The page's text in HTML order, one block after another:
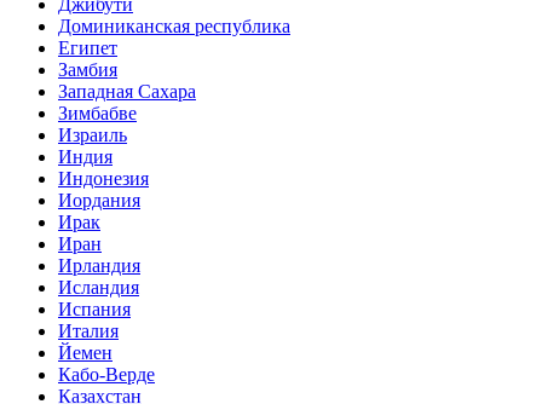
Доминиканская республика
Египет
Замбия
Западная Сахара
Зимбабве
Израиль
Индия
Индонезия
Иордания
Ирак
Иран
Ирландия
Исландия
Испания
Италия
Йемен
Кабо-Верде
Казахстан